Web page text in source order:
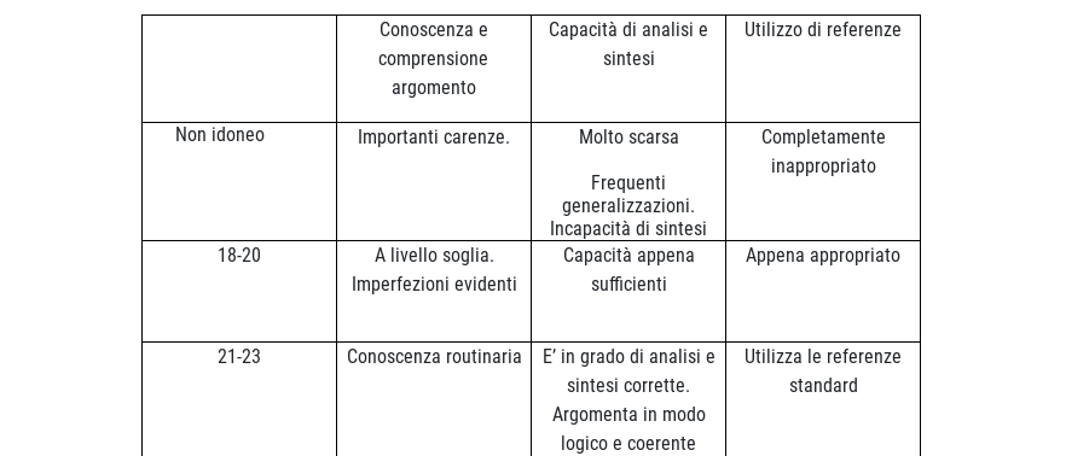
Conoscenza e
comprensione
argomento
Capacità di analisi e
sintesi
Utilizzo di referenze
Non idoneo Importanti carenze.
Molto scarsa
Frequenti
generalizzazioni.
Incapacità di sintesi
Completamente
inappropriato
18-20
A livello soglia.
Imperfezioni evidenti
Capacità appena
sufficienti
Appena appropriato
21-23 Conoscenza routinaria
E’ in grado di analisi e
sintesi corrette.
Argomenta in modo
logico e coerente
Utilizza le referenze
standard